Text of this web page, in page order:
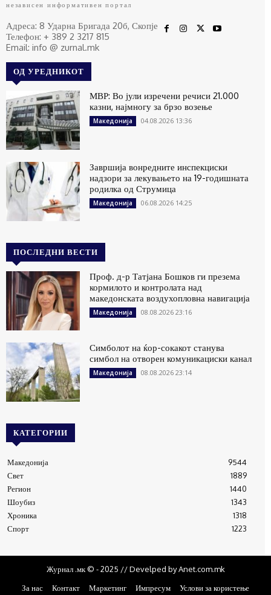
независен информативен портал
Адреса: 8 Ударна Бригада 20б, Скопје
Телефон: + 389 2 3217 815
Email: info @ zurnal.mk
ОД УРЕДНИКОТ
МВР: Во јули изречени речиси 21.000
казни, најмногу за брзо возење
Македонија 04.08.2026 13:36
Завршија вонредните инспекциски
надзори за лекувањето на 19-годишната
родилка од Струмица
Македонија 06.08.2026 14:25
ПОСЛЕДНИ ВЕСТИ
Проф. д-р Татјана Бошков ги презема
кормилото и контролата над
македонската воздухопловна навигација
Македонија 08.08.2026 23:16
Симболот на ќор-сокакот станува
симбол на отворен комуникациски канал
Македонија 08.08.2026 23:14
КАТЕГОРИИ
Македонија
9544
Свет
1889
Регион
1440
Шоубиз
1343
Хроника
1318
Спорт
1223
Журнал .мк © - 2025 // Develped by Anet.com.mk
За нас
Контакт Маркетинг Импресум Услови за користење